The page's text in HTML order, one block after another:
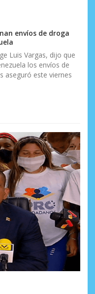
envíos de droga
Luis Vargas, dijo que
los envíos de
aseguró este viernes